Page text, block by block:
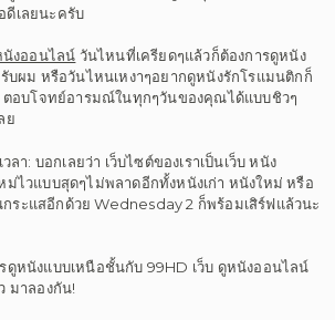
ดีเลยนะครับ
งออนไลน์ วันไหนที่เครียดๆแล้วก็ต้องการดูหนัง
บผม หรือวันไหนเหงาๆอยากดูหนังรักโรแมนติกก็
ตอบโจทย์อารมณ์ในทุกๆวันของคุณได้แบบชิวๆ
ย
ลา: บอกเลยว่า เว็บไซต์ของเราเป็นเว็บ หนัง
ม่ไวแบบสุดๆไม่พลาดอีกทั้งหนังเก่า หนังใหม่ หรือ
ระแสอีกด้วย Wednesday 2 ก็พร้อมเสิร์ฟแล้วนะ
ดูหนังแบบเหนือชั้นกับ 99HD เว็บ ดูหนังออนไลน์
มาลองกัน!